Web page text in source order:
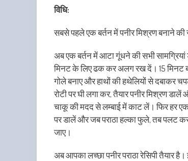
विधि:
सबसे पहले एक बर्तन में पनीर मिश्रण बनाने की
अब एक बर्तन में आटा गूंधने की सभी
मिनट के लिए ढक कर अलग रख दें। 15 मिनट
गोले बनाए और हाथों की हथेलियों से
रोटी पर घी लगा कर, तैयार पनीर मिश्रण
चाकू की मदद से लम्बाई में काट लें। फिर हर
पर डालें और जब पराठा हल्का फुले, तब पलट
जाए।
अब आपका लच्छा पनीर पराठा रेसिपी तैयार